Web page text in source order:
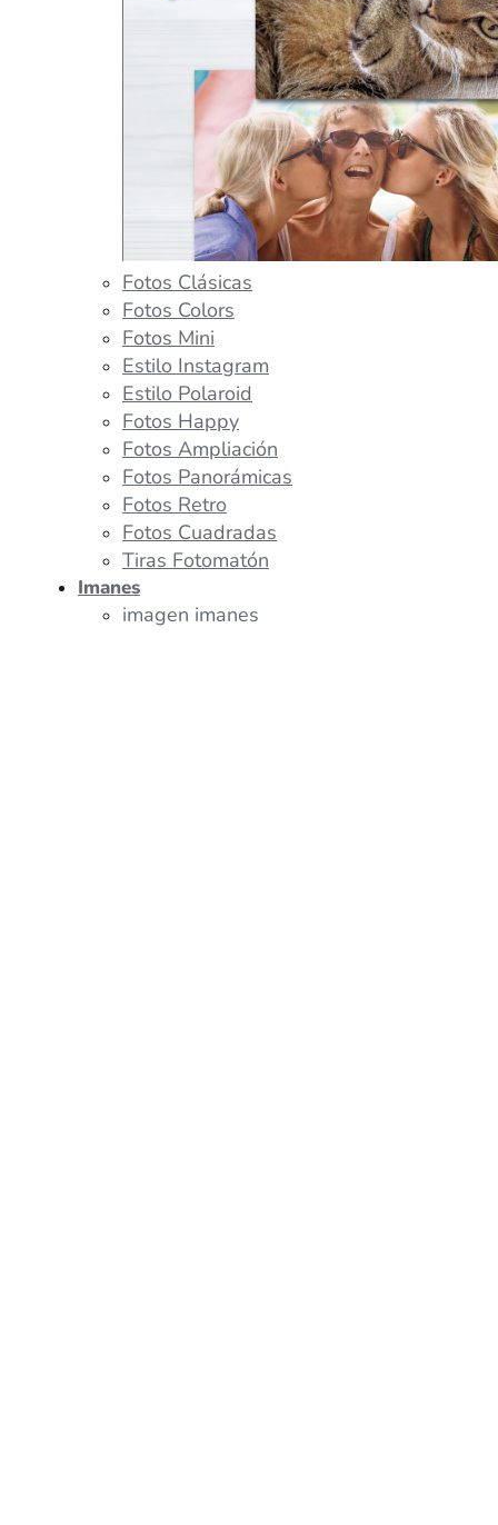
Fotos Clásicas
Fotos Colors
Fotos Mini
Estilo Instagram
Estilo Polaroid
Fotos Happy
Fotos Ampliación
Fotos Panorámicas
Fotos Retro
Fotos Cuadradas
Tiras Fotomatón
Imanes
imagen imanes